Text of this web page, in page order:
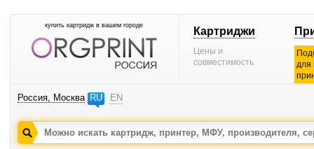
купить картридж в вашем городе Картриджи
Цены и
совместимость
для
Россия, Москва RU EN